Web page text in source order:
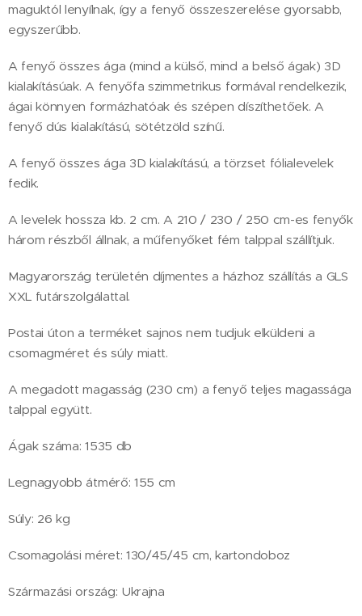
maguktól lenyílnak, így a fenyő összeszerelése gyorsabb,
egyszerűbb.
A fenyő összes ága (mind a külső, mind a belső ágak) 3D
kialakításúak. A fenyőfa szimmetrikus formával rendelkezik,
ágai könnyen formázhatóak és szépen díszíthetőek. A
fenyő dús kialakítású, sötétzöld színű.
A fenyő összes ága 3D kialakítású, a törzset fólialevelek
fedik.
A levelek hossza kb. 2 cm. A 210 / 230 / 250 cm-es fenyők
három részből állnak, a műfenyőket fém talppal szállítjuk.
Magyarország területén díjmentes a házhoz szállítás a GLS
XXL futárszolgálattal.
Postai úton a terméket sajnos nem tudjuk elküldeni a
csomagméret és súly miatt.
A megadott magasság (230 cm) a fenyő teljes magassága
talppal együtt.
Ágak száma: 1535 db
Legnagyobb átmérő: 155 cm
Súly: 26 kg
Csomagolási méret: 130/45/45 cm, kartondoboz
Származási ország: Ukrajna